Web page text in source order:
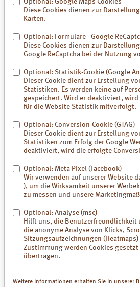
Fachmarkt
Inhalt: 60, 100
Luvos-Heilerde ultrafein
Kapseln zur Einnahme
Anwendungsgebiete:
Sodbrennen
Diese Cookies dienen zur
Karten.
Optional: Formulare - Google
Diese Cookies dienen zur
Google ReCaptcha bei der Nutzung
Optional: Statistik-Cookie (Google
Dieser Cookie dient zur Erstellung
Statistiken. Es werden keine auf
gespeichert. Wird er deaktiviert,
für die Website-Statistik mitverfolgt.
Optional: Conversion-Cookie (GTAG)
Dieser Cookie dient zur Erstellung
Statistiken zum Erfolg der Google
deaktiviert, wird die erfolgte
Optional: Meta Pixel (Facebook)
Wir verwenden auf unserer Website
), um die Wirksamkeit unserer
zu messen und unsere
Optional: Analyse (msc)
Hilft uns, die Benutzerfreundlichkeit
die anonyme Analyse von Klicks,
Sitzungsaufzeichnungen
Zustimmung werden Cookies
übertragen.
Weitere Informationen erhalten Sie in unserer